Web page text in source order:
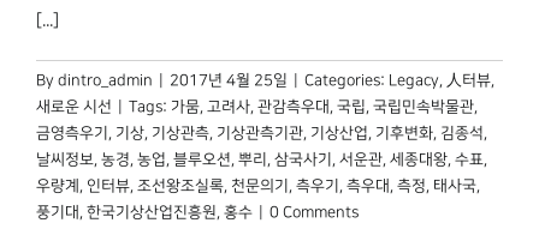
[...]
By dintro_admin 2017년 4월 25일 Categories: Legacy, 人터뷰,
새로운 시선
Tags: 가뭄, 고려사, 관감측우대 , 국립, 국립민속박물관,
금영측우기 , 기상, 기상관측, 기상관측기관, 기상산업, 기후변화, 김종석,
날씨정보, 농경, 농업, 블루오션, 뿌리 , 삼국사기 , 서운관, 세종대왕, 수표,
우량계 , 인터뷰, 조선왕조실록, 천문의기 , 측우기 , 측우대 , 측정, 태사국,
풍기대 , 한국기상산업진흥원, 홍수
0 Comments